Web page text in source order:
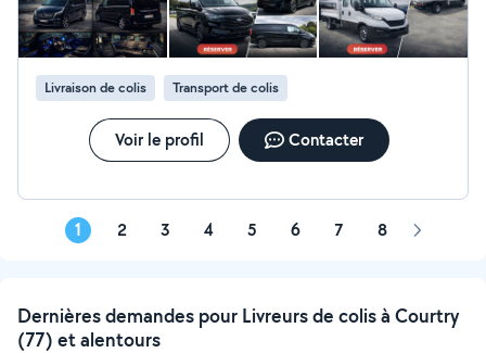
Travail propre et soigné Prix attractifs Disponible 7j/7
Déplacement rapide Contactez-nous pour devis gratuit
Livraison de colis Transport de colis
Voir le profil Contacter
1 2 3 4 5 6 7 8 Page
Dernières demandes pour Livreurs de colis à Courtry
(77) et alentours